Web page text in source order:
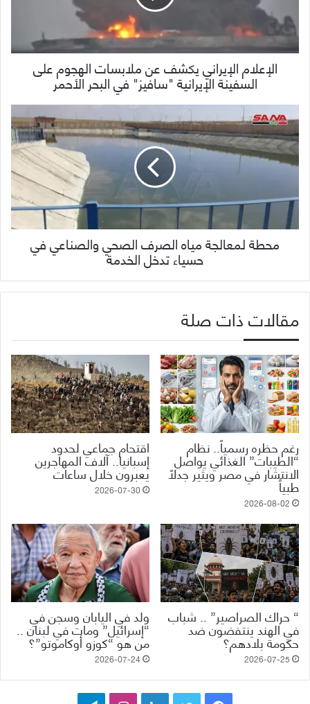
الإعلام الإيراني يكشف عن ملابسات الهجوم على
السفينة الإيرانية "سافيز" في البحر الأحمر
محطة لمعالجة مياه الصرف الصحي والصناعي في
حسياء تدخل الخدمة
مقالات ذات صلة
رغم حظره رسمياً.. نظام
“الطيبات” الغذائي يواصل
الانتشار في مصر ويثير جدلاً
طبياً
2026-08-02
اقتحام جماعي لحدود
إسبانيا.. آلاف المهاجرين
يعبرون خلال ساعات
2026-07-30
“ حراك الصراصير” .. شباب
في الهند ينتفضون ضد
حكومة بلادهم؟
2026-07-25
ولد في اليابان وسجن في
“إسرائيل” ومات في لبنان ..
من هو “كوزو أوكاموتو”؟
2026-07-24